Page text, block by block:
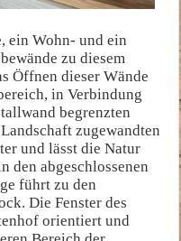
ein Wohn- und ein
zu diesem
Öffnen dieser Wände
in Verbindung
begrenzten
zugewandten
und lässt die Natur
den abgeschlossenen
führt zu den
Die Fenster des
orientiert und